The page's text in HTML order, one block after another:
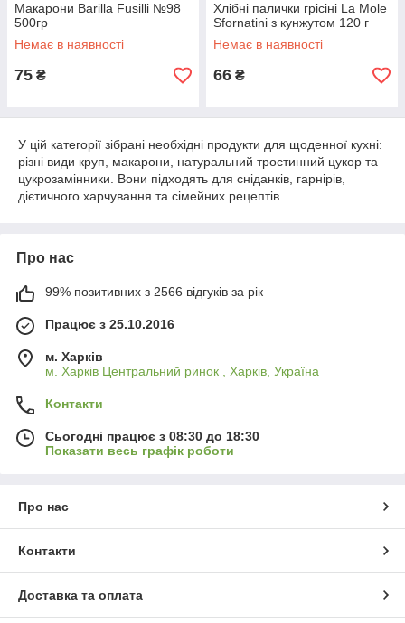
Макарони Barilla Fusilli №98
500гр
Немає в наявності
75 ₴
Хлібні палички грісіні La Mole
Sfornatini з кунжутом 120 г
Немає в наявності
66 ₴
У цій категорії зібрані необхідні продукти для щоденної кухні:
різні види круп, макарони, натуральний тростинний цукор та
цукрозамінники. Вони підходять для сніданків, гарнірів,
дієтичного харчування та сімейних рецептів.
Про нас
99% позитивних з 2566 відгуків за рік
Працює з 25.10.2016
м. Харків
м. Харків Центральний ринок , Харків, Україна
Контакти
Сьогодні працює з 08:30 до 18:30
Показати весь графік роботи
Про нас
Контакти
Доставка та оплата